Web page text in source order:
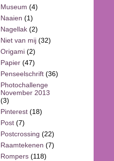
Museum (4)
Naaien (1)
Nagellak (2)
Niet van mij (32)
Origami (2)
Papier (47)
Penseelschrift (36)
Photochallenge
November 2013
(3)
Pinterest (18)
Post (7)
Postcrossing (22)
Raamtekenen (7)
Rompers (118)